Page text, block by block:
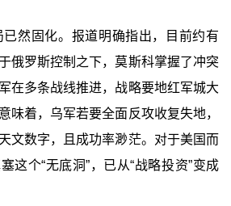
然固化。报道明确指出，目前约有
俄罗斯控制之下，莫斯科掌握了冲突
在多条战线推进，战略要地红军城大
味着，乌军若要全面反攻收复失地，
文数字，且成功率渺茫。对于美国而
这个“无底洞”，已从“战略投资”变成